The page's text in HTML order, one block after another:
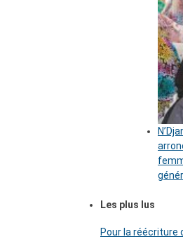
Les plus lus
Pour la réécriture